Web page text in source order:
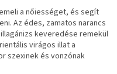
a nőiességet, és segít
Az édes, zamatos narancs
keveredése remekül
virágos illat a
szexinek és vonzónak